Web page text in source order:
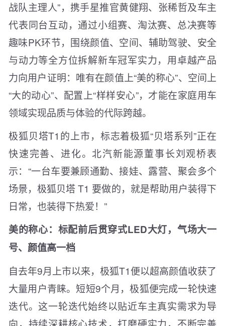
战队主理人”，携手星推官黄健翔、张稀哲及车主
代表同台互动，通过小组赛、淘汰赛、总决赛等
趣味PK环节，围绕颜值、空间、辅助驾驶、安全
与动力等全方位拆解新车冠军实力，用卓越产品
力向用户证明：唯有在颜值上“美的称心”、空间上
“大的动心”、配置上“样样安心”，才能在家庭用车
领域实现品质与体验的代际跨越。
极狐贝塔T1的上市，标志着极狐“贝塔系列”正在
快速完善、进化。北汽新能源董事长刘观桥表
示：“一台车要兼顾通勤、接娃、露营、聚会多个
场景，极狐贝塔 T1 要做的，就是帮助用户装得下
日常，也装得下热爱！”
美的称心：标配前后贯穿式LED大灯，气场大一
号、颜值高一档
自去年9月上市以来，极狐T1便以超高颜值收获了
大量用户青睐。短短9个月，极狐便完成一轮快速
迭代。这一轮迭代始终以贴近车主真实需求为导
向，持续深耕核心技术，打磨硬实力，不断完善